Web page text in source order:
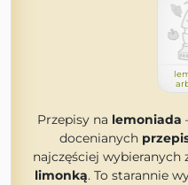
Przepisy na lemoniada
docenianych
najczęściej wybieranych
limonką. To starannie